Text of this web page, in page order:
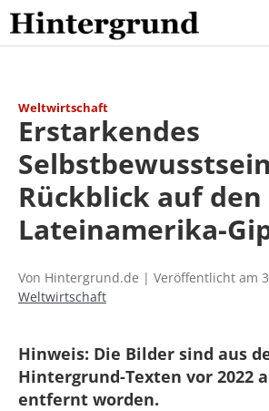
Skip
to
content
Weltwirtschaft
Erstarkendes
Rückblick auf den
Lateinamerika-
Von Hintergrund.de | Veröffentlicht am
Weltwirtschaft
Hinweis: Die Bilder sind aus
Hintergrund-Texten vor 2022
entfernt worden.